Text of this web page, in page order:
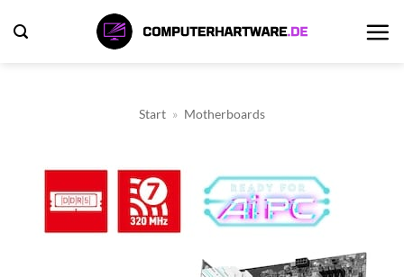
Inhalt
Start » Motherboards